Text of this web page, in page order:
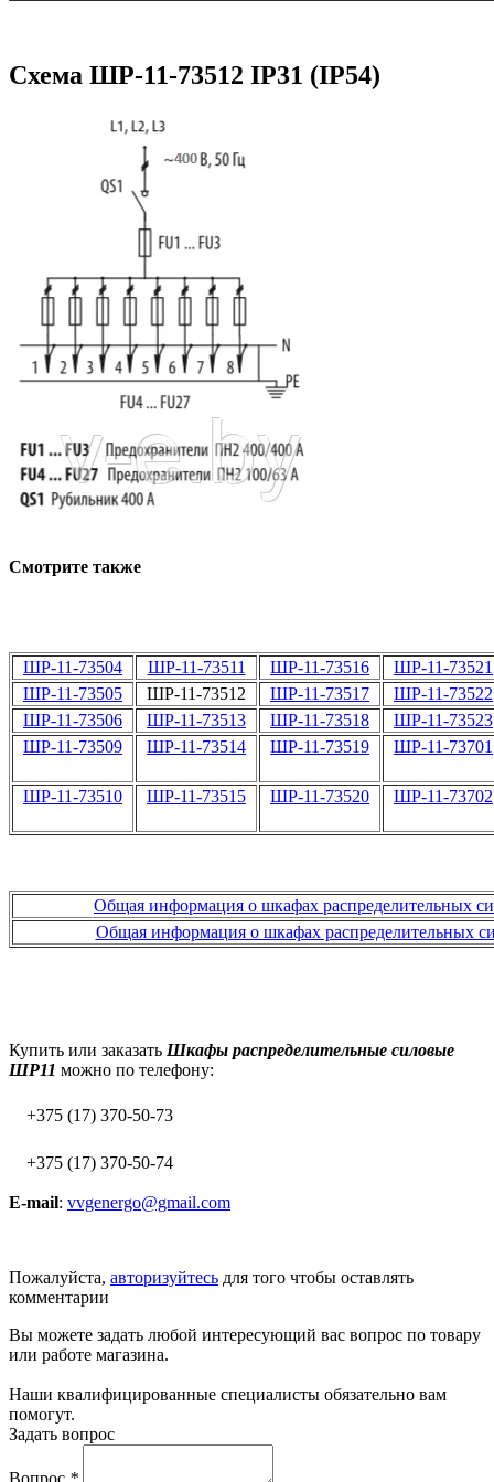
Схема ШР-11-73512 IP31 (IP54)
Смотрите также
ШР-11-73504 ШР-11-73511 ШР-11-73516
ШР-11-73521
ШР-11-73505
ШР-11-73512 ШР-11-73517
ШР-11-73522
ШР-11-73506
ШР-11-73513 ШР-11-73518
ШР-11-73523
ШР-11-73509
ШР-11-73514 ШР-11-73519 ШР-11-73701
ШР-11-73510 ШР-11-73515 ШР-11-73520 ШР-11-73702
Общая информация о шкафах распределительных
Общая информация о шкафах распределительных
Купить или заказать Шкафы распределительные силовые
ШР11 можно по телефону:
+375 (17) 370-50-73
+375 (17) 370-50-74
E-mail: vvgenergo@gmail.com
Пожалуйста, авторизуйтесь для того чтобы оставлять
комментарии
Вы можете задать любой интересующий вас вопрос по товару
или работе магазина.
Наши квалифицированные специалисты обязательно вам
помогут.
Задать вопрос
Вопрос *